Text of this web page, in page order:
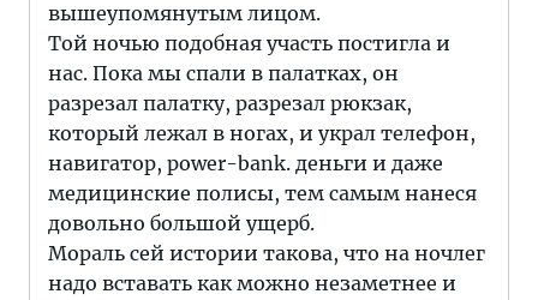
вышеупомянутым лицом.
Той ночью подобная участь постигла и
нас. Пока мы спали в палатках, он
разрезал палатку, разрезал рюкзак,
который лежал в ногах, и украл телефон,
навигатор, power-bank. деньги и даже
медицинские полисы, тем самым нанеся
довольно большой ущерб.
Мораль сей истории такова, что на ночлег
надо вставать как можно незаметнее и